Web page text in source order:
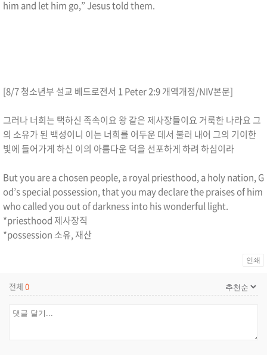
him and let him go,” Jesus told them.
[8/7 청소년부 설교 베드로전서 1 Peter 2:9 개역개정/NIV본문]
그러나 너희는 택하신 족속이요 왕 같은 제사장들이요 거룩한 나라요 그
의 소유가 된 백성이니 이는 너희를 어두운 데서 불러 내어 그의 기이한
빛에 들어가게 하신 이의 아름다운 덕을 선포하게 하려 하심이라
But you are a chosen people, a royal priesthood, a holy nation, G
od’s special possession, that you may declare the praises of him
who called you out of darkness into his wonderful light.
*priesthood 제사장직
*possession 소유, 재산
인쇄
전체 0